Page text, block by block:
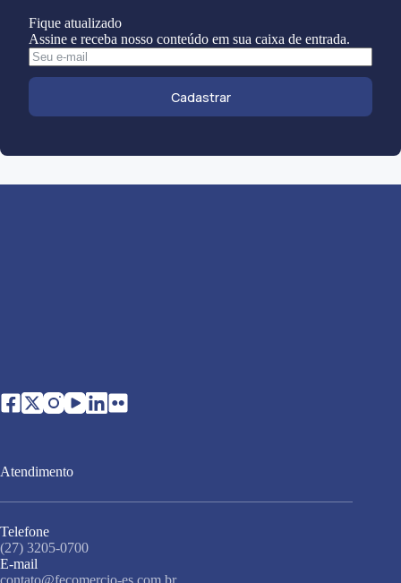
Fique atualizado
Assine e receba nosso conteúdo em sua caixa de entrada.
Cadastrar
Atendimento
Telefone
(27) 3205-0700
E-mail